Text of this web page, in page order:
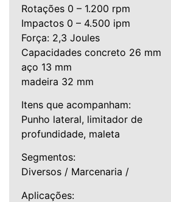
Rotações 0 – 1.200 rpm
Impactos 0 – 4.500 ipm
Força: 2,3 Joules
Capacidades concreto 26 mm
aço 13 mm
madeira 32 mm
Itens que acompanham:
Punho lateral, limitador de
profundidade, maleta
Segmentos:
Diversos / Marcenaria /
Aplicações: